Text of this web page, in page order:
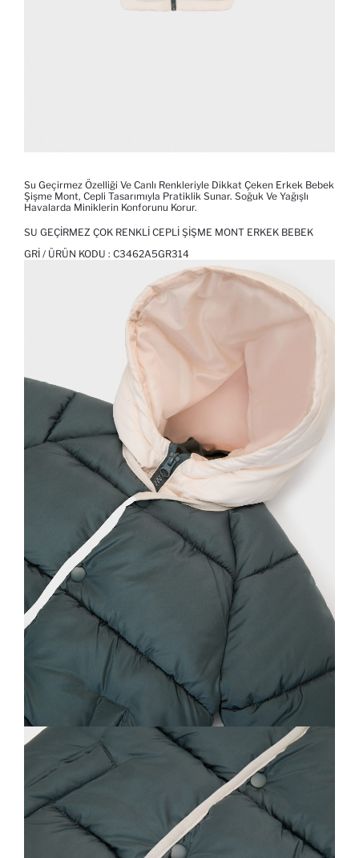
Su Geçirmez Özelliği Ve Canlı Renkleriyle Dikkat Çeken Erkek Bebek
Şişme Mont, Cepli Tasarımıyla Pratiklik Sunar. Soğuk Ve Yağışlı
Havalarda Miniklerin Konforunu Korur.
SU GEÇIRMEZ ÇOK RENKLI CEPLI ŞIŞME MONT ERKEK BEBEK
GRI / ÜRÜN KODU : C3462A5GR314